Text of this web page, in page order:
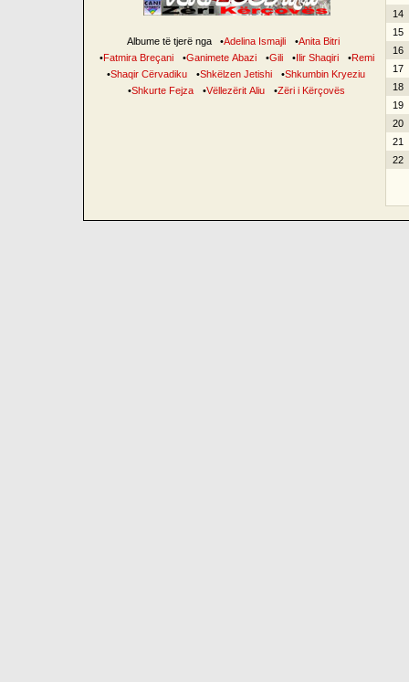
Albume të tjerë nga •Adelina Ismajli •Anita Bitri
•Fatmira Breçani •Ganimete Abazi •Gili •Ilir Shaqiri •Remi
•Shaqir Cërvadiku •Shkëlzen Jetishi •Shkumbin Kryeziu
•Shkurte Fejza •Vëllezërit Aliu •Zëri i Kërçovës
14
15
16
17
18
19
20
21
22